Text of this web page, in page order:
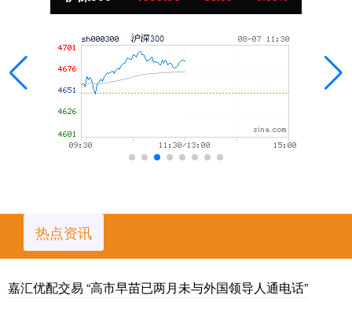
热点资讯
嘉汇优配交易 “高市早苗已两月未与外国领导人通电话”